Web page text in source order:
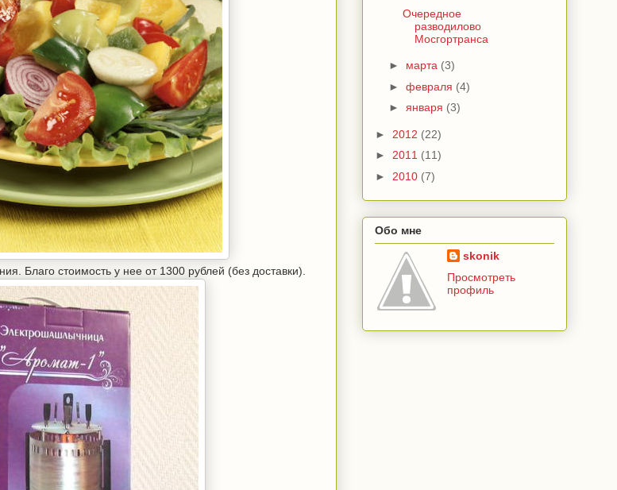
Благо стоимость у нее от 1300 рублей (без доставки).
Очередное
разводилово
Мосгортранса
► марта (3)
► февраля (4)
► января (3)
► 2012 (22)
► 2011 (11)
► 2010 (7)
Обо мне
skonik
Просмотреть
профиль